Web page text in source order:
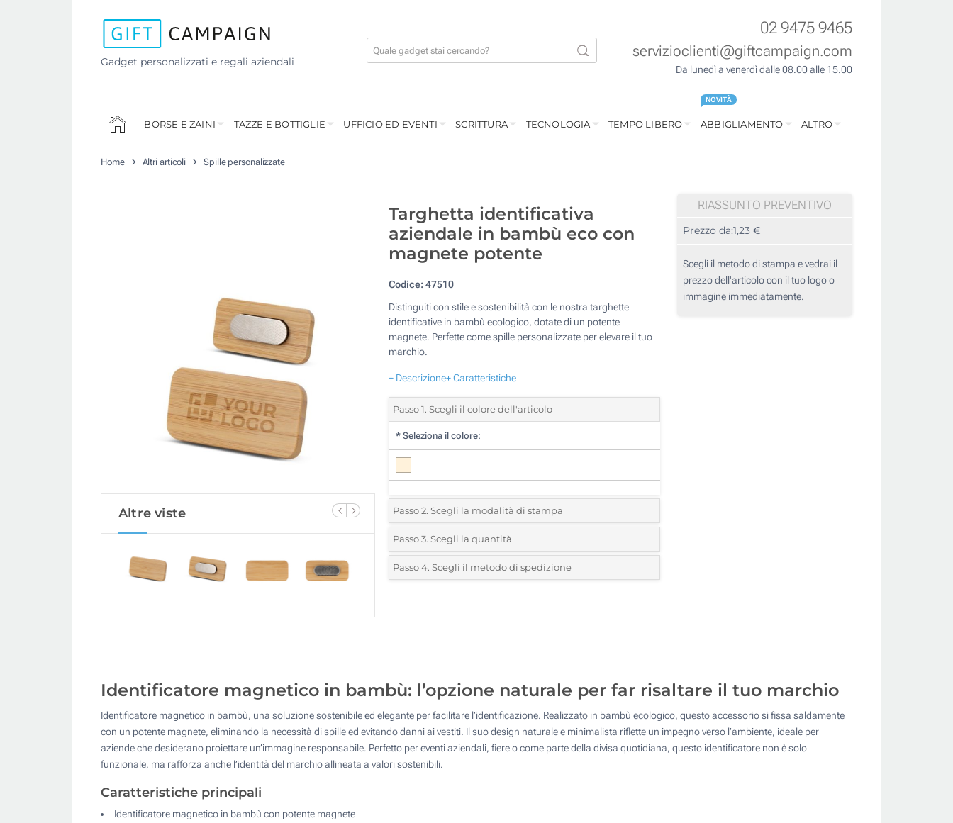
Gadget personalizzati e regali aziendali
02 9475 9465
servizioclienti@giftcampaign.com
Da lunedì a venerdì dalle 08.00 alle 15.00
BORSE E ZAINI TAZZE E BOTTIGLIE UFFICIO ED EVENTI SCRITTURA TECNOLOGIA TEMPO LIBERO ABBIGLIAMENTO
NOVITÀ
ALTRO
Home Altri articoli Spille personalizzate
Altre viste
Targhetta identificativa
aziendale in bambù eco con
magnete potente
Codice: 47510
Distinguiti con stile e sostenibilità con le nostra targhette
identificative in bambù ecologico, dotate di un potente
magnete. Perfette come spille personalizzate per elevare il tuo
marchio.
+ Descrizione+ Caratteristiche
Passo 1. Scegli il colore dell'articolo
* Seleziona il colore:
Passo 2. Scegli la modalità di stampa
*Seleziona la posizione di stampa e il colore del vostro logo:
Stampa Digitale (Davanti)
Passo 3. Scegli la quantità
*Quantità desiderata:
500
Quantità desiderata :
Passo 4. Scegli il metodo di spedizione
RIASSUNTO PREVENTIVO
Prezzo da:1,23 €
Scegli il metodo di stampa e vedrai il
prezzo dell'articolo con il tuo logo o
immagine immediatamente.
Identificatore magnetico in bambù: l’opzione naturale per far risaltare il tuo marchio
Identificatore magnetico in bambù, una soluzione sostenibile ed elegante per facilitare l’identificazione. Realizzato in bambù ecologico, questo accessorio si fissa saldamente
con un potente magnete, eliminando la necessità di spille ed evitando danni ai vestiti. Il suo design naturale e minimalista riflette un impegno verso l’ambiente, ideale per
aziende che desiderano proiettare un’immagine responsabile. Perfetto per eventi aziendali, fiere o come parte della divisa quotidiana, questo identificatore non è solo
funzionale, ma rafforza anche l’identità del marchio allineata a valori sostenibili.
Caratteristiche principali
Identificatore magnetico in bambù con potente magnete